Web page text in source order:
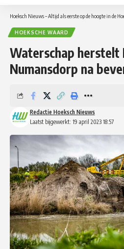
Hoeksch Nieuws – Altijd als eerste op de hoogte in de
HOEKSCHE WAARD
Waterschap herstelt
Numansdorp na
Laatst bijgewerkt: 19 april 2023 18:57
Redactie Hoeksch Nieuws